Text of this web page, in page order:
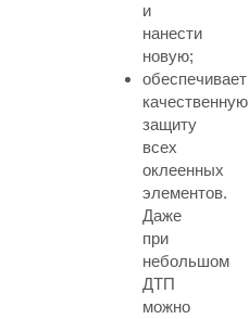
и
нанести
новую;
обеспечивает
качественную
защиту
всех
оклеенных
элементов.
Даже
при
небольшом
ДТП
можно